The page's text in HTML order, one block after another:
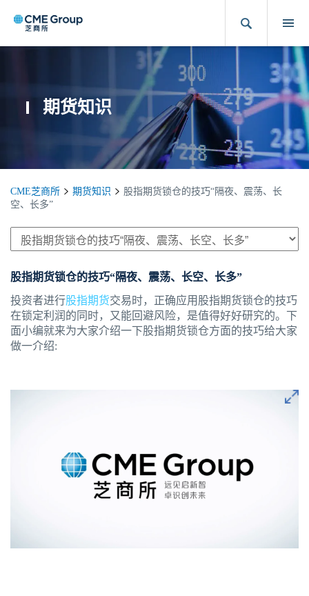
期货知识
CME芝商所 期货知识
股指期货锁仓的技巧“隔夜、震荡、长
空、长多”
股指期货锁仓的技巧“隔夜、震荡、长空、长多”
投资者进行股指期货交易时，正确应用股指期货锁仓的技巧
在锁定利润的同时，又能回避风险，是值得好好研究的。下
面小编就来为大家介绍一下股指期货锁仓方面的技巧给大家
做一介绍: